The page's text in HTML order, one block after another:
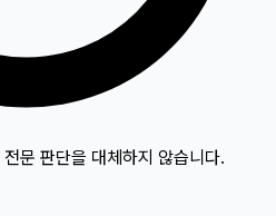
전문 판단을 대체하지 않습니다.